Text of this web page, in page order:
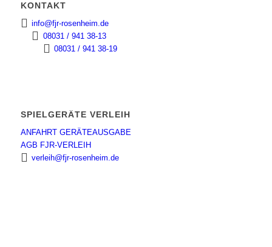
KONTAKT
info@fjr-rosenheim.de
08031 / 941 38-13
08031 / 941 38-19
SPIELGERÄTE VERLEIH
ANFAHRT GERÄTEAUSGABE
AGB FJR-VERLEIH
verleih@fjr-rosenheim.de